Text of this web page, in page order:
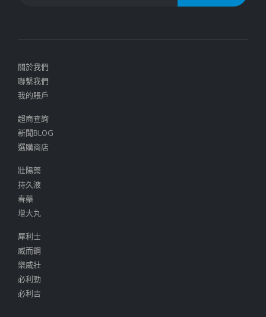
關於我們
聯繫我們
我的賬戶
超商查詢
新聞BLOG
選購商店
壯陽藥
持久液
春藥
增大丸
犀利士
威而鋼
樂威壯
必利勁
必利吉